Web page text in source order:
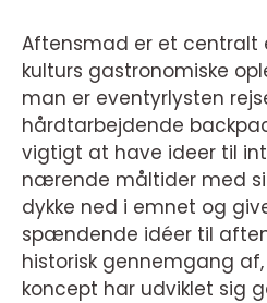
Aftensmad er et centralt
kulturs gastronomiske
man er eventyrlysten
hårdtarbejdende
vigtigt at have ideer til
nærende måltider med
dykke ned i emnet og
spændende idéer til
historisk gennemgang
koncept har udviklet sig